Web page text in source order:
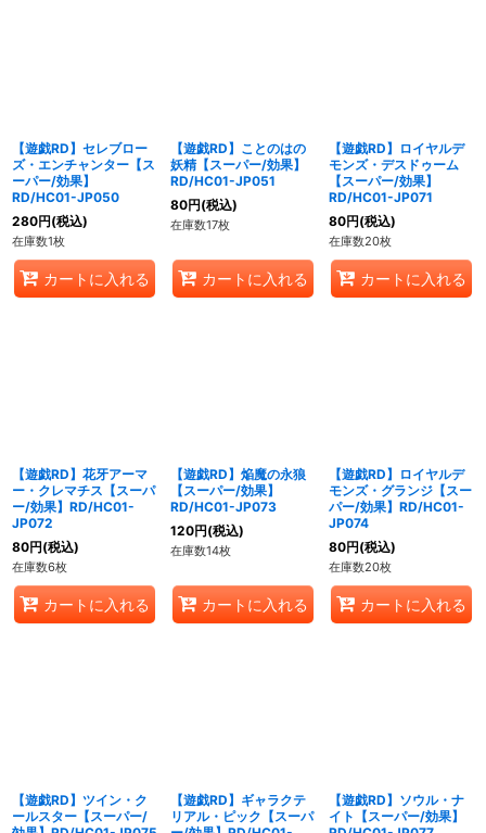
【遊戯RD】セレブロー
ズ・エンチャンター【ス
ーパー/効果】
RD/HC01-JP050
280円(税込)
在庫数1枚
カートに入れる
【遊戯RD】ことのはの
妖精【スーパー/効果】
RD/HC01-JP051
80円(税込)
在庫数17枚
カートに入れる
【遊戯RD】ロイヤルデ
モンズ・デスドゥーム
【スーパー/効果】
RD/HC01-JP071
80円(税込)
在庫数20枚
カートに入れる
【遊戯RD】花牙アーマ
ー・クレマチス【スーパ
ー/効果】RD/HC01-
JP072
80円(税込)
在庫数6枚
カートに入れる
【遊戯RD】焔魔の永狼
【スーパー/効果】
RD/HC01-JP073
120円(税込)
在庫数14枚
カートに入れる
【遊戯RD】ロイヤルデ
モンズ・グランジ【スー
パー/効果】RD/HC01-
JP074
80円(税込)
在庫数20枚
カートに入れる
【遊戯RD】ツイン・ク
ールスター【スーパー/
【遊戯RD】ギャラクテ
リアル・ピック【スーパ
【遊戯RD】ソウル・ナ
イト【スーパー/効果】